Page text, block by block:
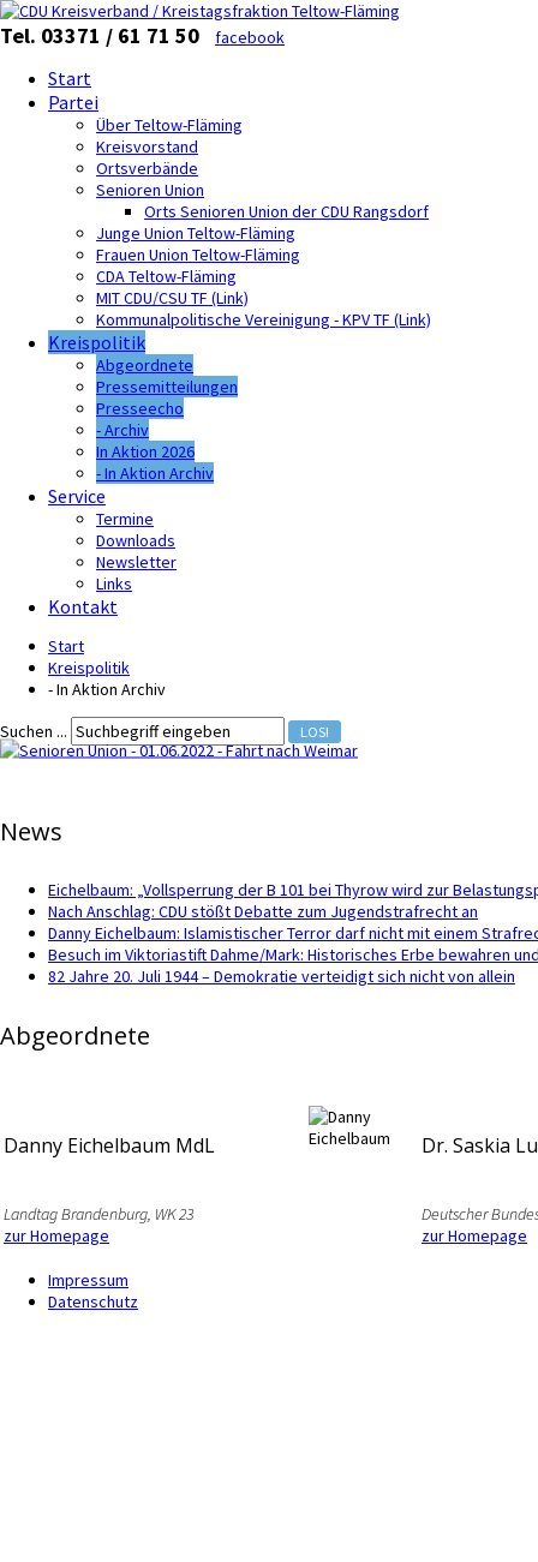
Tel. 03371 / 61 71 50 facebook
Start
Partei
Über Teltow-Fläming
Kreisvorstand
Ortsverbände
Senioren Union
Orts Senioren Union der CDU Rangsdorf
Junge Union Teltow-Fläming
Frauen Union Teltow-Fläming
CDA Teltow-Fläming
MIT CDU/CSU TF (Link)
Kommunalpolitische Vereinigung - KPV TF (Link)
Kreispolitik
Abgeordnete
Pressemitteilungen
Presseecho
- Archiv
In Aktion 2026
- In Aktion Archiv
Service
Termine
Downloads
Newsletter
Links
Kontakt
Start
Kreispolitik
- In Aktion Archiv
Suchen ...
LOS!
News
Eichelbaum: „Vollsperrung der B 101 bei Thyrow wird zur
Nach Anschlag: CDU stößt Debatte zum Jugendstrafrecht an
Danny Eichelbaum: Islamistischer Terror darf nicht mit einem
Besuch im Viktoriastift Dahme/Mark: Historisches Erbe bewahren
82 Jahre 20. Juli 1944 – Demokratie verteidigt sich nicht von allein
Abgeordnete
Danny Eichelbaum MdL
Landtag Brandenburg, WK 23
zur Homepage
Dr. Saskia
Deutscher
zur Homepage
Impressum
Datenschutz